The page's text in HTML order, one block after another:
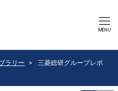
CLOSE
MENU
ラリー
三菱総研グループレポ